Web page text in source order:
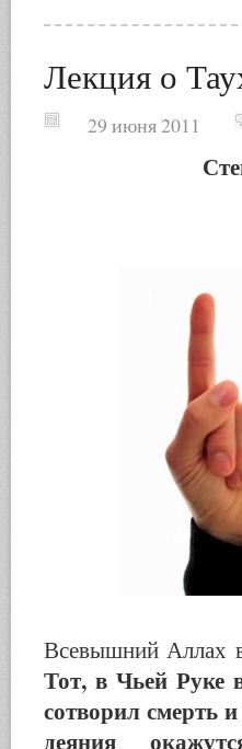
Лекция о
29 июня 2011
Всевышний Аллах
Тот, в Чьей Руке
сотворил смерть
деяния